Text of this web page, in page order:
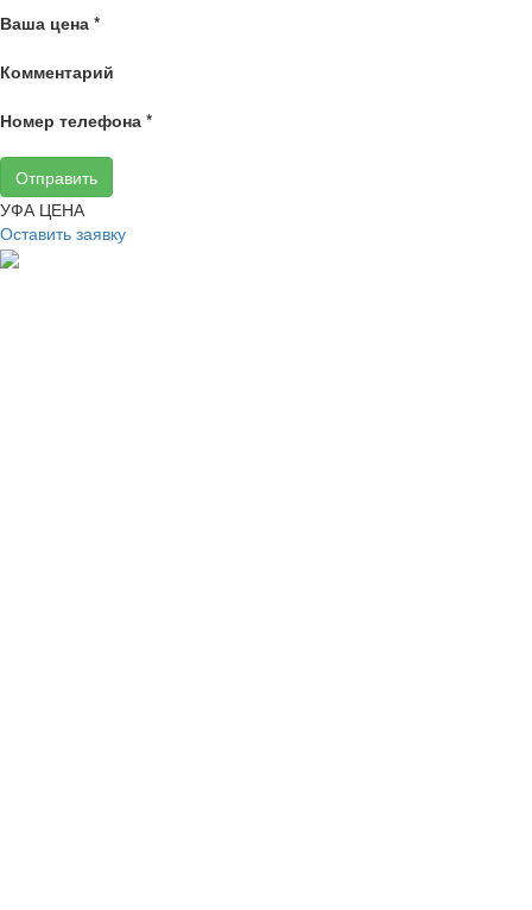
Ваша цена *
Комментарий
Номер телефона *
Отправить
УФА ЦЕНА
Оставить заявку